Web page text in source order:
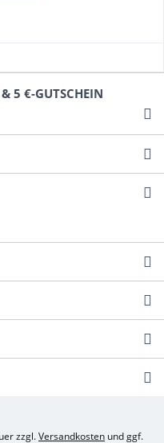
5 €-GUTSCHEIN
zzgl.Versandkosten und ggf.